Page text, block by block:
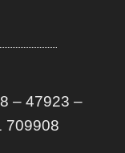
– 47923 –
709908